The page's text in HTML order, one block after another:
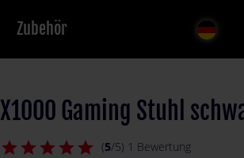
Zubehör
X1000 Gaming Stuhl
star
star
star
star
star (5/5) 1 Bewertung